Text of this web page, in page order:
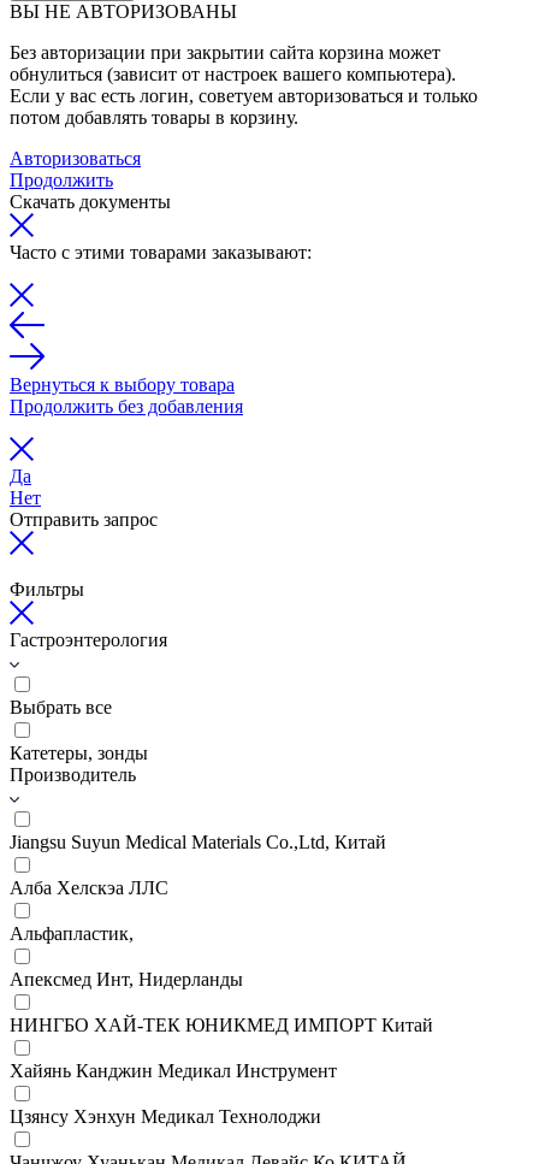
ВЫ НЕ АВТОРИЗОВАНЫ
Без авторизации при закрытии сайта корзина может
обнулиться (зависит от настроек вашего компьютера).
Если у вас есть логин, советуем авторизоваться и только
потом добавлять товары в корзину.
Авторизоваться
Продолжить
Скачать документы
Часто с этими товарами заказывают:
Вернуться к выбору товара
Продолжить без добавления
Да
Нет
Отправить запрос
Фильтры
Гастроэнтерология
Выбрать все
Катетеры, зонды
Производитель
Jiangsu Suyun Medical Materials Co.,Ltd, Китай
Алба Хелскэа ЛЛС
Альфапластик,
Апексмед Инт, Нидерланды
НИНГБО ХАЙ-ТЕК ЮНИКМЕД ИМПОРТ Китай
Хайянь Канджин Медикал Инструмент
Цзянсу Хэнхун Медикал Технолоджи